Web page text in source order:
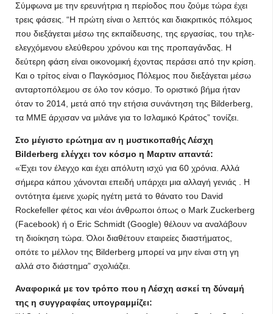
Σύμφωνα με την ερευνήτρια η περίοδος που ζούμε τώρα έχει
τρεις φάσεις. “Η πρώτη είναι ο λεπτός και διακριτικός πόλεμος
που διεξάγεται μέσω της εκπαίδευσης, της εργασίας, του τηλε-
ελεγχόμενου ελεύθερου χρόνου και της προπαγάνδας. Η
δεύτερη φάση είναι οικονομική έχοντας περάσει από την κρίση.
Και ο τρίτος είναι ο Παγκόσμιος Πόλεμος που διεξάγεται μέσω
ανταρτοπόλεμου σε όλο τον κόσμο. Το οριστικό βήμα ήταν
όταν το 2014, μετά από την ετήσια συνάντηση της Bilderberg,
τα ΜΜΕ άρχισαν να μιλάνε για το Ισλαμικό Κράτος” τονίζει.
Στο μέγιστο ερώτημα αν η μυστικοπαθής Λέσχη
Bilderberg ελέγχει τον κόσμο η Μαρτιν απαντά:
«Έχει τον έλεγχο και έχει απόλυτη ισχύ για 60 χρόνια. Αλλά
σήμερα κάπου χάνονται επειδή υπάρχει μια αλλαγή γενιάς . Η
οντότητα έμεινε χωρίς ηγέτη μετά το θάνατο του David
Rockefeller φέτος και νέοι άνθρωποι όπως ο Mark Zuckerberg
(Facebook) ή ο Eric Schmidt (Google) θέλουν να αναλάβουν
τη διοίκηση τώρα. Όλοι διαθέτουν εταιρείες διαστήματος,
οπότε το μέλλον της Bilderberg μπορεί να μην είναι στη γη
αλλά στο διάστημα” σχολιάζει.
Αναφορικά με τον τρόπο που η Λέσχη ασκεί τη δύναμή
της η συγγραφέας υπογραμμίζει: